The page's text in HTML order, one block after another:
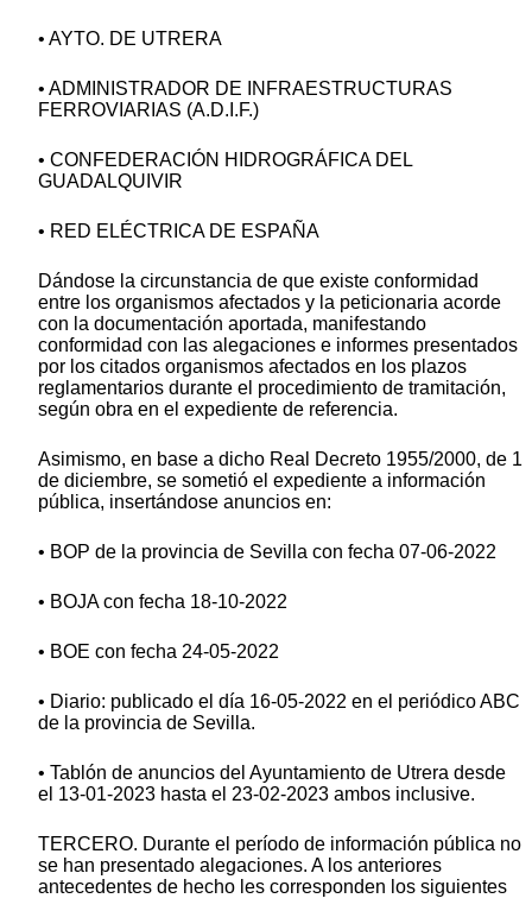
• AYTO. DE UTRERA
• ADMINISTRADOR DE INFRAESTRUCTURAS
FERROVIARIAS (A.D.I.F.)
• CONFEDERACIÓN HIDROGRÁFICA DEL
GUADALQUIVIR
• RED ELÉCTRICA DE ESPAÑA
Dándose la circunstancia de que existe conformidad
entre los organismos afectados y la peticionaria acorde
con la documentación aportada, manifestando
conformidad con las alegaciones e informes presentados
por los citados organismos afectados en los plazos
reglamentarios durante el procedimiento de tramitación,
según obra en el expediente de referencia.
Asimismo, en base a dicho Real Decreto 1955/2000, de 1
de diciembre, se sometió el expediente a información
pública, insertándose anuncios en:
• BOP de la provincia de Sevilla con fecha 07-06-2022
• BOJA con fecha 18-10-2022
• BOE con fecha 24-05-2022
• Diario: publicado el día 16-05-2022 en el periódico ABC
de la provincia de Sevilla.
• Tablón de anuncios del Ayuntamiento de Utrera desde
el 13-01-2023 hasta el 23-02-2023 ambos inclusive.
TERCERO. Durante el período de información pública no
se han presentado alegaciones. A los anteriores
antecedentes de hecho les corresponden los siguientes